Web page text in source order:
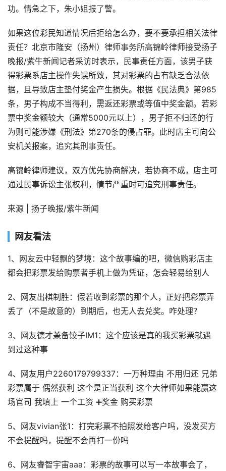
功。情急之下，朱小姐报了警。
如果这位彩民知道情况后拒给怎么办，要不要承担相关法律
责任？北京市隆安（扬州）律师事务所高锦岭律师接受扬子
晚报/紫牛新闻记者采访时表示，民事责任方面，该男子获
得彩票系店主操作失误所致，其对彩票的占有缺乏合法依
据，且导致店主垫付奖金产生损失。根据《民法典》第985
条，男子构成不当得利，需返还彩票或等值中奖金额。若彩
票中奖金额较大（通常5000元以上），男子拒不归还的行
为则可能涉嫌《刑法》第270条的侵占罪。此时店主可向公
安机关报案，追究其刑事责任。
高锦岭律师建议，双方优先协商解决，若协商不成，店主可
通过民事诉讼主张权利，情节严重时可追究刑事责任。
来源 | 扬子晚报/紫牛新闻
网友看法
1、网友云中轻飘的梦境：这个故事编的吧，微信购彩店主
都会把彩票发给购票者手机上做为凭证，怎会轻易给别人
2、网友出棋制胜：假若收到彩票的那个人，正好把彩票弄
丢了（不是故意的）到期后，也无人去兑奖。咋处理？
3、网友德才兼备饺子IM1：这个应该是真的我买彩票就遇
到过这种事
4、网友用户2260179799337：一万种理由 不用归还 兄弟
彩票属于 偶然获利 这个是正当获利 这个大律师如果能赢这
场官司 我填上 一个工资 ➕奖金 购买彩票
5、网友vivian张1：打完彩票不拍照发给客户吗，没发买方
不会提醒吗，提醒不会再打一份吗
6、网友睿智宇宙aaa：彩票的故事可以写一本故事会了，